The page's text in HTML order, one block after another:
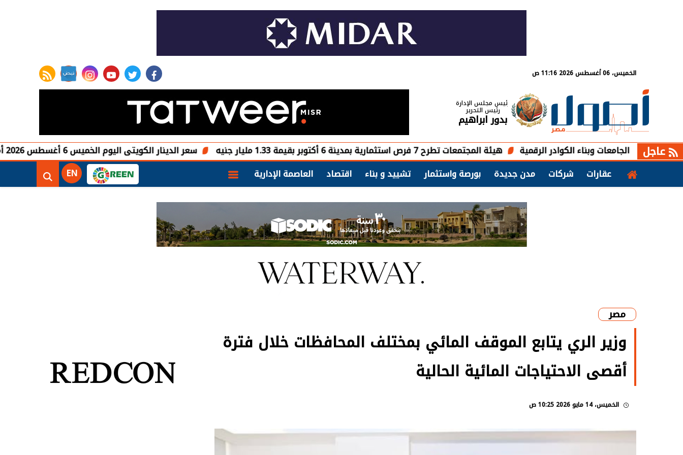
الخميس، 06 أغسطس 2026 11:16 ص facebook
twitter
youtube
instagram
rss feed
رئيس مجلس الإدارة
رئيس التحرير
بدور ابراهيم
عاجل سعر الدينار الكويتى اليوم الخميس 6 أغسطس 2026 أمام الجنيه المصرى هيئة المجتمعات تطرح 7 فرص استثمارية بمدينة 6 أكتوبر بقيمة 1.33 مليار جنيه
وبناء الكوادر الرقمية
عقارات
شركات مدن جديدة بورصة واستثمار تشييد و بناء اقتصاد العاصمة الإدارية EN
مصر
وزير الري يتابع الموقف المائي بمختلف المحافظات خلال فترة
أقصى الاحتياجات المائية الحالية
الخميس، 14 مايو 2026 10:25 ص